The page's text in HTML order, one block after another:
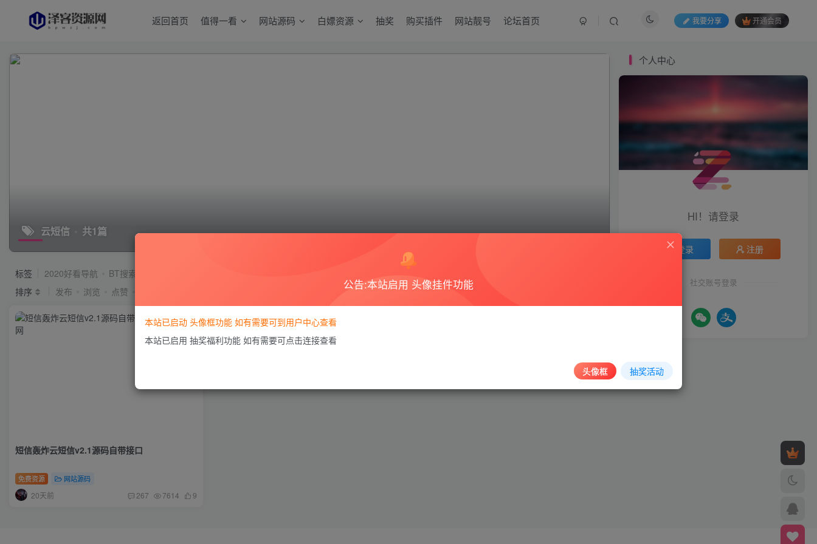
返回首页 值得一看 网站源码 白嫖资源 抽奖 购买插件 网站靓号 论坛首页 我要分享 开通会员
云短信 共1篇
标签 2020好看导航 BT搜索
排序
发布 浏览 点赞
短信轰炸云短信v2.1源码自带接口
免费资源 网站源码
20天前 267 7614 9
个人中心
HI！请登录
登录 注册
社交账号登录
公告:本站启用 头像挂件功能
本站已启动 头像框功能 如有需要可到用户中心查看
本站已启用 抽奖福利功能 如有需要可点击连接查看
头像框 抽奖活动